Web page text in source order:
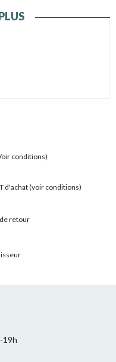
conditions)
d'achat(voir conditions)
retour
19h